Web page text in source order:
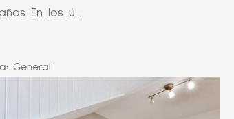
En los ú...
General